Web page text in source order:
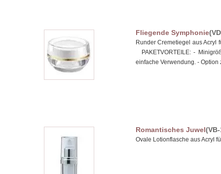
Fliegende Symphonie
Runder Cremetiegel aus Acryl
PAKETVORTEILE: -
einfache Verwendung. - Option
Romantisches Juwel
Ovale Lotionflasche aus Acryl